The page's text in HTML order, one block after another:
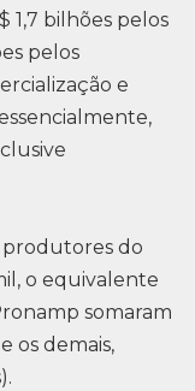
1,7 bilhões pelos
pelos
e
produtores do
o equivalente
somaram
os demais,